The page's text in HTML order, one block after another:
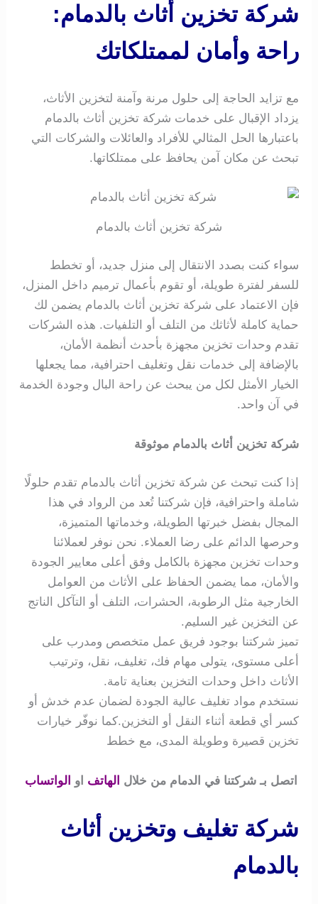
شركة تخزين أثاث بالدمام:
راحة وأمان لممتلكاتك
مع تزايد الحاجة إلى حلول مرنة وآمنة لتخزين الأثاث،
يزداد الإقبال على خدمات شركة تخزين أثاث بالدمام
باعتبارها الحل المثالي للأفراد والعائلات والشركات التي
تبحث عن مكان آمن يحافظ على ممتلكاتها.
شركة تخزين أثاث بالدمام
سواء كنت بصدد الانتقال إلى منزل جديد، أو تخطط
للسفر لفترة طويلة، أو تقوم بأعمال ترميم داخل المنزل،
فإن الاعتماد على شركة تخزين أثاث بالدمام يضمن لك
حماية كاملة لأثاثك من التلف أو التلفيات. هذه الشركات
تقدم وحدات تخزين مجهزة بأحدث أنظمة الأمان،
بالإضافة إلى خدمات نقل وتغليف احترافية، مما يجعلها
الخيار الأمثل لكل من يبحث عن راحة البال وجودة الخدمة
في آن واحد.
شركة تخزين أثاث بالدمام موثوقة
إذا كنت تبحث عن شركة تخزين أثاث بالدمام تقدم حلولًا
شاملة واحترافية، فإن شركتنا تُعد من الرواد في هذا
المجال بفضل خبرتها الطويلة، وخدماتها المتميزة،
وحرصها الدائم على رضا العملاء. نحن نوفر لعملائنا
وحدات تخزين مجهزة بالكامل وفق أعلى معايير الجودة
والأمان، مما يضمن الحفاظ على الأثاث من العوامل
الخارجية مثل الرطوبة، الحشرات، التلف أو التآكل الناتج
عن التخزين غير السليم.
تميز شركتنا بوجود فريق عمل متخصص ومدرب على
أعلى مستوى، يتولى مهام فك، تغليف، نقل، وترتيب
الأثاث داخل وحدات التخزين بعناية تامة.
نستخدم مواد تغليف عالية الجودة لضمان عدم خدش أو
كسر أي قطعة أثناء النقل أو التخزين.كما نوفّر خيارات
تخزين قصيرة وطويلة المدى، مع خطط
اتصل بـ شركتنا في الدمام من خلال الهاتف او الواتساب
شركة تغليف وتخزين أثاث
بالدمام